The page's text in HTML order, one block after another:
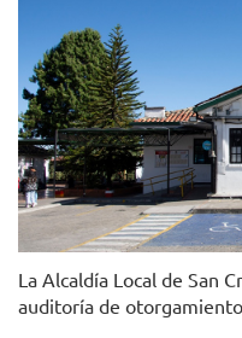
La Alcaldía Local de San
auditoría de